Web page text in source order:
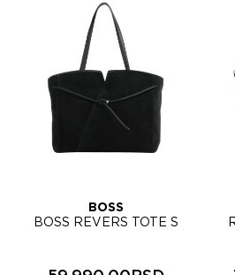
BOSS
BOSS REVERS TOTE S